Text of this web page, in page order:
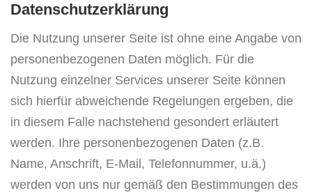
GALERIE LAUFEVENTS
Datenschutzerklärung
Die Nutzung unserer Seite ist ohne eine Angabe von
personenbezogenen Daten möglich. Für die
Nutzung einzelner Services unserer Seite können
sich hierfür abweichende Regelungen ergeben, die
in diesem Falle nachstehend gesondert erläutert
werden. Ihre personenbezogenen Daten (z.B.
Name, Anschrift, E-Mail, Telefonnummer, u.ä.)
werden von uns nur gemäß den Bestimmungen des